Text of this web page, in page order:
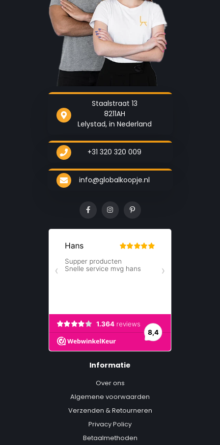
Staalstraat 13
8211AH
Lelystad, in Nederland
+31 320 320 009
info@globalkoopje.nl
Informatie
Over ons
Algemene voorwaarden
Verzenden & Retourneren
Privacy Policy
Betaalmethoden